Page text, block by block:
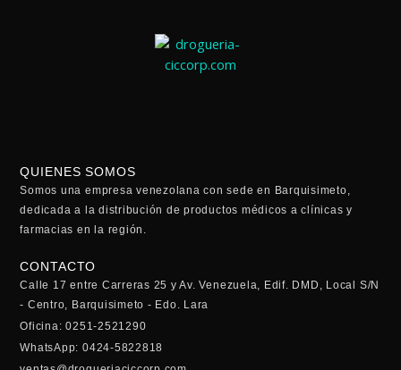
QUIENES SOMOS
Somos una empresa venezolana con sede en Barquisimeto,
dedicada a la distribución de productos médicos a clínicas y
farmacias en la región.
CONTACTO
Calle 17 entre Carreras 25 y Av. Venezuela, Edif. DMD, Local S/N
- Centro, Barquisimeto - Edo. Lara
Oficina: 0251-2521290
WhatsApp: 0424-5822818